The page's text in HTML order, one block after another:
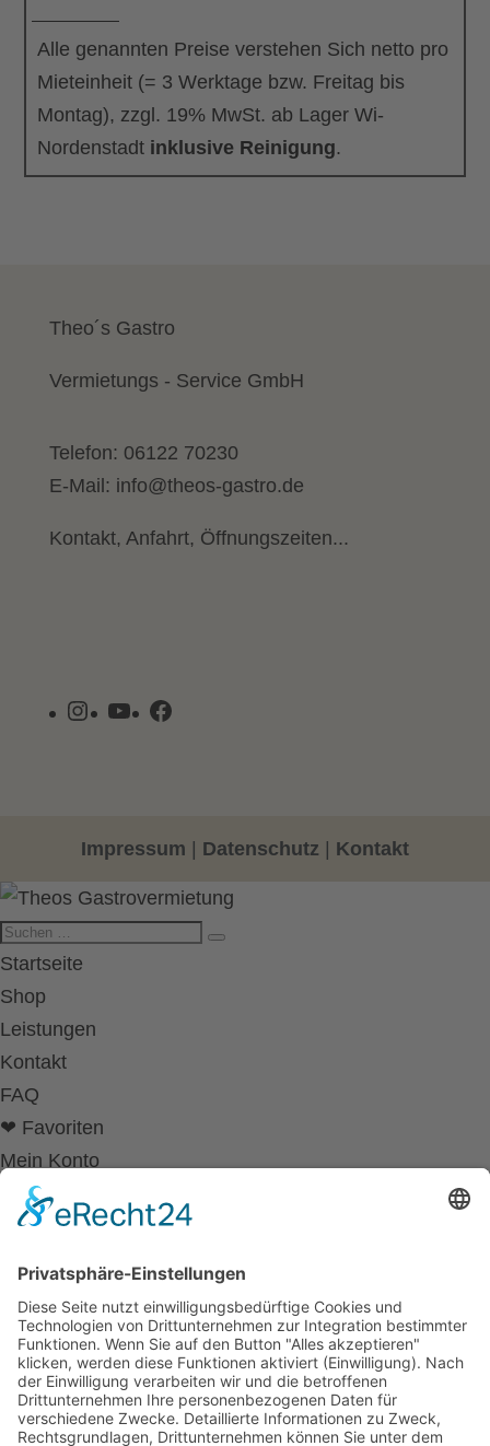
Alle genannten Preise verstehen Sich netto pro
Mieteinheit (= 3 Werktage bzw. Freitag bis
Montag), zzgl. 19% MwSt. ab Lager Wi-
Nordenstadt inklusive Reinigung.
Theo´s Gastro
Vermietungs - Service GmbH
Telefon: 06122 70230
E-Mail: info@theos-gastro.de
Kontakt, Anfahrt, Öffnungszeiten...
Instagram
YouTubeFacebook
Impressum Datenschutz Kontakt
Startseite
Shop
Leistungen
Kontakt
FAQ
❤ Favoriten
Mein Konto
Betriebsferien
Wir befinden uns vom
19.12.2025 bis einschließlich 07.01.2026
in unseren Betriebsferien.